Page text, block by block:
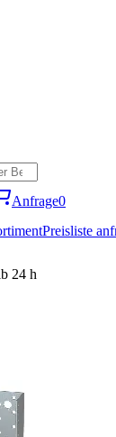
Anfrage0
Preisliste
24 h